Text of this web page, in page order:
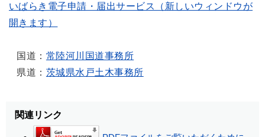
いばらき電子申請・届出サービス（新しいウィンドウが
開きます）
国道： 常陸河川国道事務所
県道： 茨城県水戸土木事務所
関連リンク